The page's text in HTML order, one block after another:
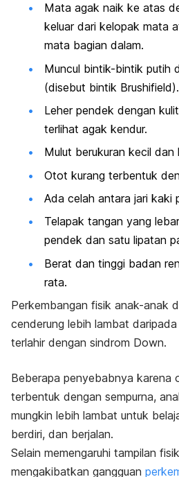
Mata agak naik ke atas
keluar dari kelopak mata
mata bagian dalam.
Muncul bintik-bintik putih
(disebut bintik Brushifield).
Leher pendek dengan k
terlihat agak kendur.
Mulut berukuran kecil dan
Otot kurang terbentuk
Ada celah antara jari kaki
Telapak tangan yang
pendek dan satu lipatan
Berat dan tinggi badan
rata.
Perkembangan fisik anak-anak
cenderung lebih lambat
terlahir dengan sindrom Down.
Beberapa penyebabnya karena
terbentuk dengan sempurna,
mungkin lebih lambat untuk
berdiri, dan berjalan.
Selain memengaruhi tampilan
mengakibatkan gangguan